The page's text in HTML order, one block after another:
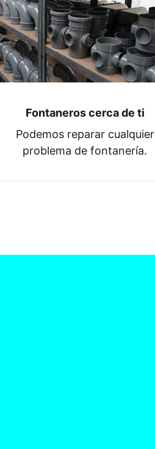
Fontaneros cerca de ti
Podemos reparar cualquier
problema de fontanería.